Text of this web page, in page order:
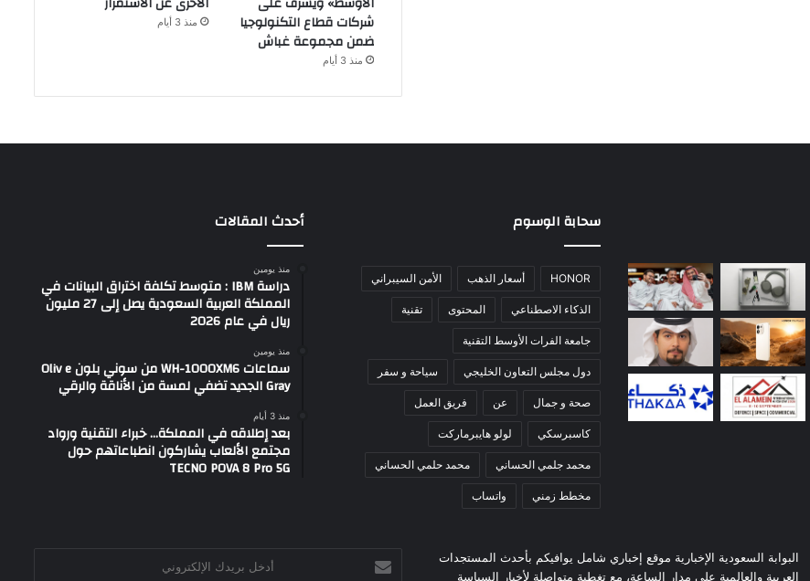
شركات قطاع التكنولوجيا
ضمن مجموعة غباش
منذ 3 أيام
منذ 3 أيام
سحابة الوسوم
HONOR أسعار الذهب الأمن السيبراني
الذكاء الاصطناعي المحتوى تقنية
جامعة الفرات الأوسط التقنية
دول مجلس التعاون الخليجي سياحة و سفر
صحة و جمال عن فريق العمل
كاسبرسكي لولو هايبرماركت
محمد جلمي الحساني محمد حلمي الحساني
مخطط زمني واتساب
أحدث المقالات
منذ يومين
دراسة IBM : متوسط تكلفة اختراق البيانات في
المملكة العربية السعودية يصل إلى 27 مليون
ريال في عام 2026
منذ يومين
سماعات WH-1000XM6 من سوني بلون Oliv e
Gray الجديد تضفي لمسة من الأناقة والرقي
منذ 3 أيام
بعد إطلاقه في المملكة… خبراء التقنية ورواد
مجتمع الألعاب يشاركون انطباعاتهم حول
TECNO POVA 8 Pro 5G
البوابة السعودية الإخبارية موقع إخباري شامل يوافيكم بأحدث المستجدات
العربية والعالمية على مدار الساعة، مع تغطية متواصلة لأخبار السياسة
بريدك